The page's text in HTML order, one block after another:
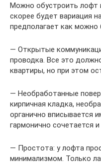
Можно обустроить лофт
скорее будет вариация
предполагает как можно
— Открытые
проводка. Все это
квартиры, но при этом
— Необработанные
кирпичная кладка,
органично вписывается
гармонично сочетается
— Простота: у лофта
минимализмом. Только